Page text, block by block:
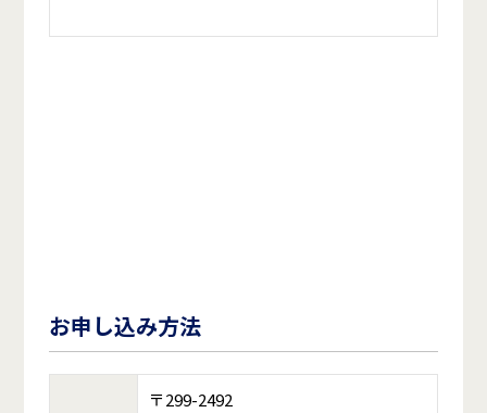
お申し込み方法
〒299-2492